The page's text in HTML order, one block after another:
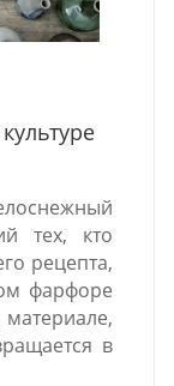
тех, кто
рецепта,
фарфоре
в